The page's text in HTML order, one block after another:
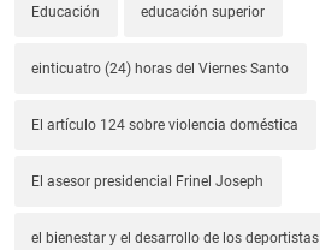
Educación educación superior
einticuatro (24) horas del Viernes Santo
El artículo 124 sobre violencia doméstica
El asesor presidencial Frinel Joseph
el bienestar y el desarrollo de los deportistas